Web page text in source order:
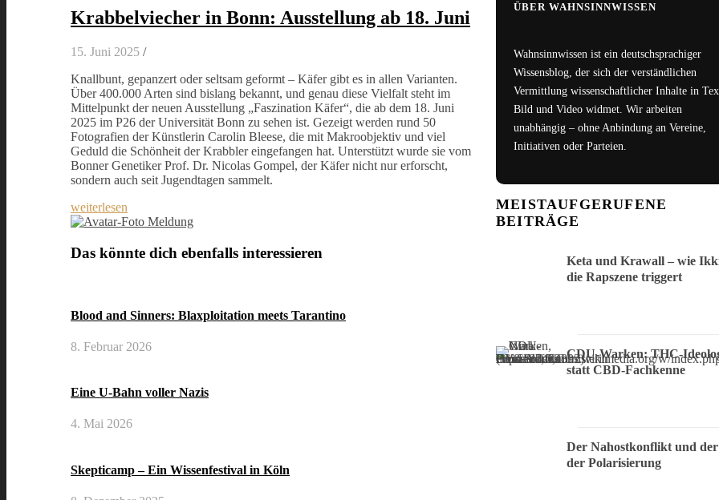
Krabbelviecher in Bonn: Ausstellung ab 18. Juni
15. Juni 2025 /
Knallbunt, gepanzert oder seltsam geformt – Käfer gibt es in allen Varianten.
Über 400.000 Arten sind bislang bekannt, und genau diese Vielfalt steht im
Mittelpunkt der neuen Ausstellung „Faszination Käfer“, die ab dem 18. Juni
2025 im P26 der Universität Bonn zu sehen ist. Gezeigt werden rund 50
Fotografien der Künstlerin Carolin Bleese, die mit Makroobjektiv und viel
Geduld die Schönheit der Krabbler eingefangen hat. Unterstützt wurde sie vom
Bonner Genetiker Prof. Dr. Nicolas Gompel, der Käfer nicht nur erforscht,
sondern auch seit Jugendtagen sammelt.
weiterlesen
Meldung
Das könnte dich ebenfalls interessieren
Blood and Sinners: Blaxploitation meets Tarantino
8. Februar 2026
Eine U-Bahn voller Nazis
4. Mai 2026
Skepticamp – Ein Wissenfestival in Köln
ÜBER WAHNSINNWISSEN
Wahnsinnwissen ist ein deutschsprachiger
Wissensblog, der sich der verständlichen
Vermittlung wissenschaftlicher Inhalte in
Bild und Video widmet. Wir arbeiten
unabhängig – ohne Anbindung an Vereine,
Initiativen oder Parteien.
MEISTAUFGERUFENE
BEITRÄGE
Keta und Krawall – wie
die Rapszene triggert
CDU-Warken: THC-
statt CBD-Fachkenne
Der Nahostkonflikt und der
der Polarisierung